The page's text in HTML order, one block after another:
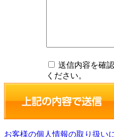
送信内容を確
ください。
お客様の個人情報の取り扱い